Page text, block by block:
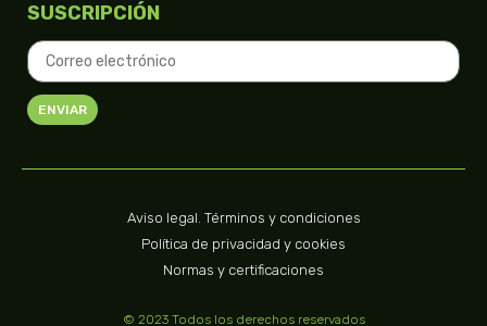
SUSCRIPCIÓN
ENVIAR
Aviso legal. Términos y condiciones
Política de privacidad y cookies
Normas y certificaciones
© 2023 Todos los derechos reservados